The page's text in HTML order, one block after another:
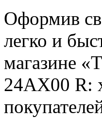
Оформив
легко и
магазине
24AX00 R: